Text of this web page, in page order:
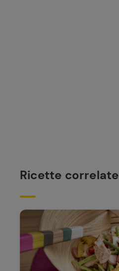
Ricette correlate